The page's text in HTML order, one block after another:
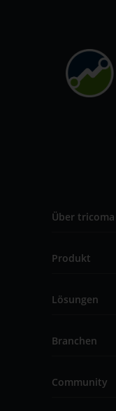
Über tricoma
Produkt
Lösungen
Branchen
Community